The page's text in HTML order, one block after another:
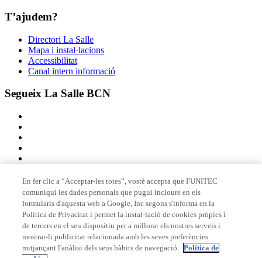
T’ajudem?
Directori La Salle
Mapa i instal·lacions
Accessibilitat
Canal intern informació
Segueix La Salle BCN
Membre de
Acreditacions
En fer clic a “Acceptar-les totes”, vostè accepta que FUNITEC
comuniqui les dades personals que pugui incloure en els
formularis d'aquesta web a Google, Inc segons s'informa en la
Política de Privacitat i permet la instal·lació de cookies pròpies i
de tercers en el seu dispositiu per a millorar els nostres serveis i
mostrar-li publicitat relacionada amb les seves preferències
mitjançant l'anàlisi dels seus hàbits de navegació. Política de